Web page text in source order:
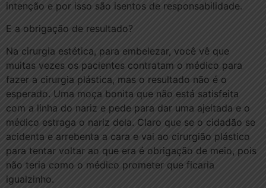
intenção e por isso são isentos de responsabilidade.
E a obrigação de resultado?
Na cirurgia estética, para embelezar, você vê que
muitas vezes os pacientes contratam o médico para
fazer a cirurgia plástica, mas o resultado não é o
esperado. Uma moça bonita que não está satisfeita
com a linha do nariz e pede para dar uma ajeitada e o
médico estraga o nariz dela. Claro que se o cidadão se
acidenta e arrebenta a cara e vai ao cirurgião plástico
para tentar voltar ao que era é obrigação de meio, pois
não teria como o médico prometer que ficaria
igualzinho.